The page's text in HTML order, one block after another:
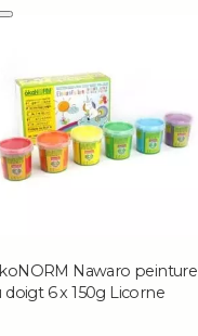
Nawaro peinture
doigt 6 x 150g Licorne